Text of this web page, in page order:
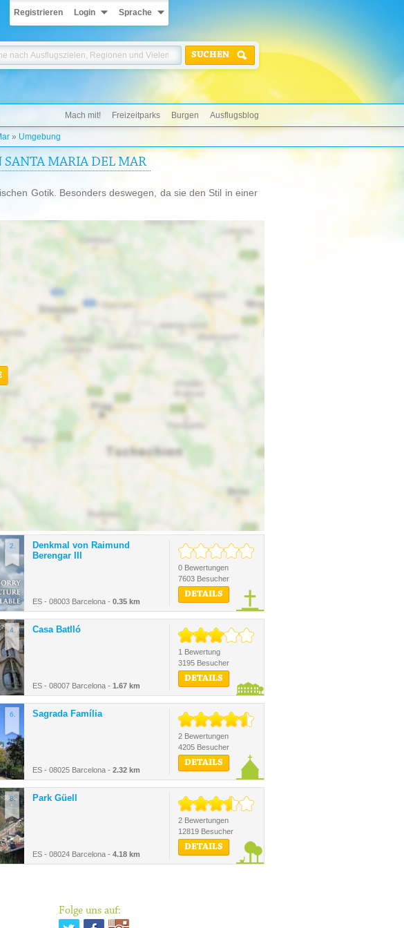
Registrieren Login Sprache
SUCHEN
Mach mit! Freizeitparks Burgen Ausflugsblog
» Umgebung
MARIA DEL MAR
Gotik. Besonders deswegen, da sie den Stil in einer
2.
Denkmal von Raimund
Berengar III
ES - 08003 Barcelona - 0.35 km
0 Bewertungen
7603 Besucher
DETAILS
4. Casa Batlló
ES - 08007 Barcelona - 1.67 km
1 Bewertung
3195 Besucher
DETAILS
6. Sagrada Família
ES - 08025 Barcelona - 2.32 km
2 Bewertungen
4205 Besucher
DETAILS
8. Park Güell
ES - 08024 Barcelona - 4.18 km
2 Bewertungen
12819 Besucher
DETAILS
Folge uns auf: